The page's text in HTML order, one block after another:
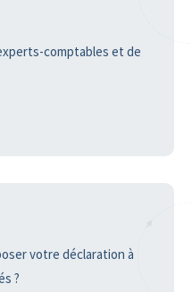
comptables et de
votre déclaration à
?